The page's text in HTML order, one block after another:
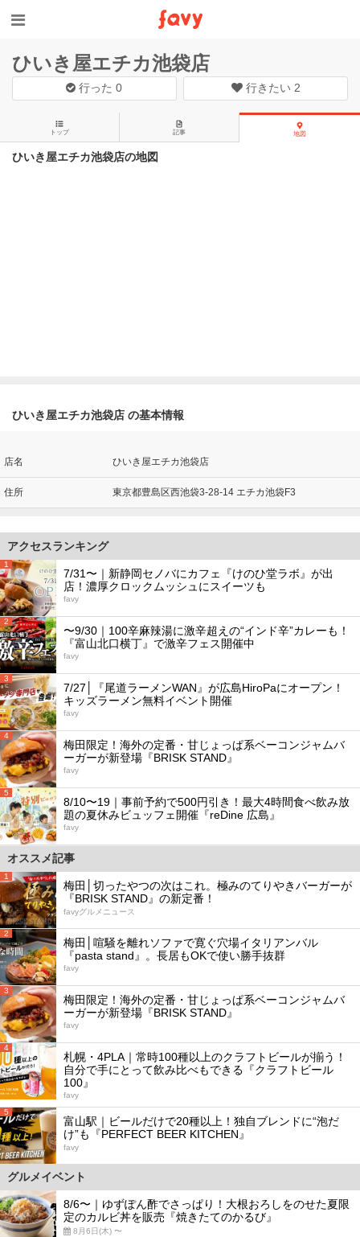
ひいき屋エチカ池袋店
行った0 行きたい 2
トップ 記事 地図
ひいき屋エチカ池袋店の地図
ひいき屋エチカ池袋店 の基本情報
店名 ひいき屋エチカ池袋店
住所 東京都豊島区西池袋3-28-14 エチカ池袋F3
アクセスランキング
1
7/31〜｜新静岡セノバにカフェ『けのひ堂ラボ』が出
店！濃厚クロックムッシュにスイーツも
favy
2
〜9/30｜100辛麻辣湯に激辛超えの“インド辛”カレーも！
『富山北口横丁』で激辛フェス開催中
favy
3
7/27│『尾道ラーメンWAN』が広島HiroPaにオープン！
キッズラーメン無料イベント開催
favy
4
梅田限定！海外の定番・甘じょっぱ系ベーコンジャムバ
ーガーが新登場『BRISK STAND』
favy
5
8/10〜19｜事前予約で500円引き！最大4時間食べ飲み放
題の夏休みビュッフェ開催『reDine 広島』
favy
オススメ記事
1
梅田│切ったやつの次はこれ。極みのてりやきバーガーが
『BRISK STAND』の新定番！
favyグルメニュース
2
梅田│喧騒を離れソファで寛ぐ穴場イタリアンバル
『pasta stand』。長居もOKで使い勝手抜群
favy
3
梅田限定！海外の定番・甘じょっぱ系ベーコンジャムバ
ーガーが新登場『BRISK STAND』
favy
4
札幌・4PLA｜常時100種以上のクラフトビールが揃う！
自分で手にとって飲み比べもできる『クラフトビール
100』
favy
5
富山駅｜ビールだけで20種以上！独自ブレンドに“泡だ
け”も『PERFECT BEER KITCHEN』
favy
グルメイベント
8/6〜｜ゆずぽん酢でさっぱり！大根おろしをのせた夏限
定のカルビ丼を販売『焼きたてのかるび』
8月6日(木) 〜